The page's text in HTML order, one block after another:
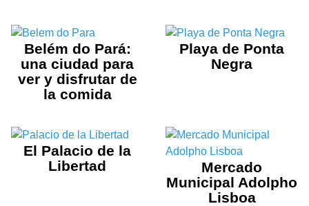
Belém do Pará:
una ciudad para
ver y disfrutar de
la comida
Playa de Ponta
Negra
El Palacio de la
Libertad
Mercado
Municipal Adolpho
Lisboa